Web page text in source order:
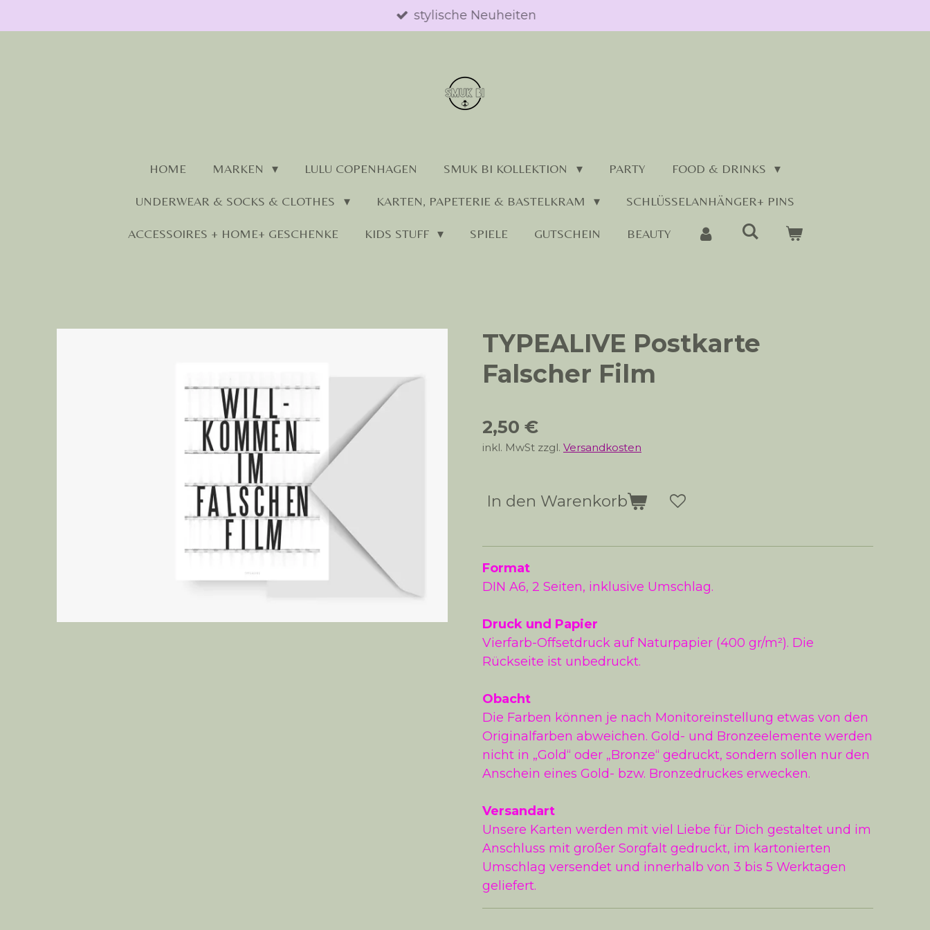
Hauptinhalt
stylische Neuheiten
HOME MARKEN LULU COPENHAGEN SMUK BI KOLLEKTION PARTY FOOD & DRINKS
UNDERWEAR & SOCKS & CLOTHES KARTEN, PAPETERIE & BASTELKRAM SCHLÜSSELANHÄNGER+ PINS
ACCESSOIRES + HOME+ GESCHENKE KIDS STUFF SPIELE GUTSCHEIN BEAUTY
TYPEALIVE Postkarte
Falscher Film
2,50 €
inkl. MwSt zzgl. Versandkosten
In den Warenkorb
Format
DIN A6, 2 Seiten, inklusive Umschlag.
Druck und Papier
Vierfarb-Offsetdruck auf Naturpapier (400 gr/m²). Die
Rückseite ist unbedruckt.
Obacht
Die Farben können je nach Monitoreinstellung etwas von den
Originalfarben abweichen. Gold- und Bronzeelemente werden
nicht in „Gold“ oder „Bronze“ gedruckt, sondern sollen nur den
Anschein eines Gold- bzw. Bronzedruckes erwecken.
Versandart
Unsere Karten werden mit viel Liebe für Dich gestaltet und im
Anschluss mit großer Sorgfalt gedruckt, im kartonierten
Umschlag versendet und innerhalb von 3 bis 5 Werktagen
geliefert.